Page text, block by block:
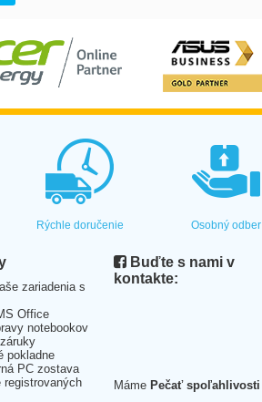
Rýchle doručenie Osobný odber
zariadenia s
Office
notebookov
pokladne
PC zostava
registrovaných
Buďte s nami v
kontakte:
Máme Pečať spoľahlivosti